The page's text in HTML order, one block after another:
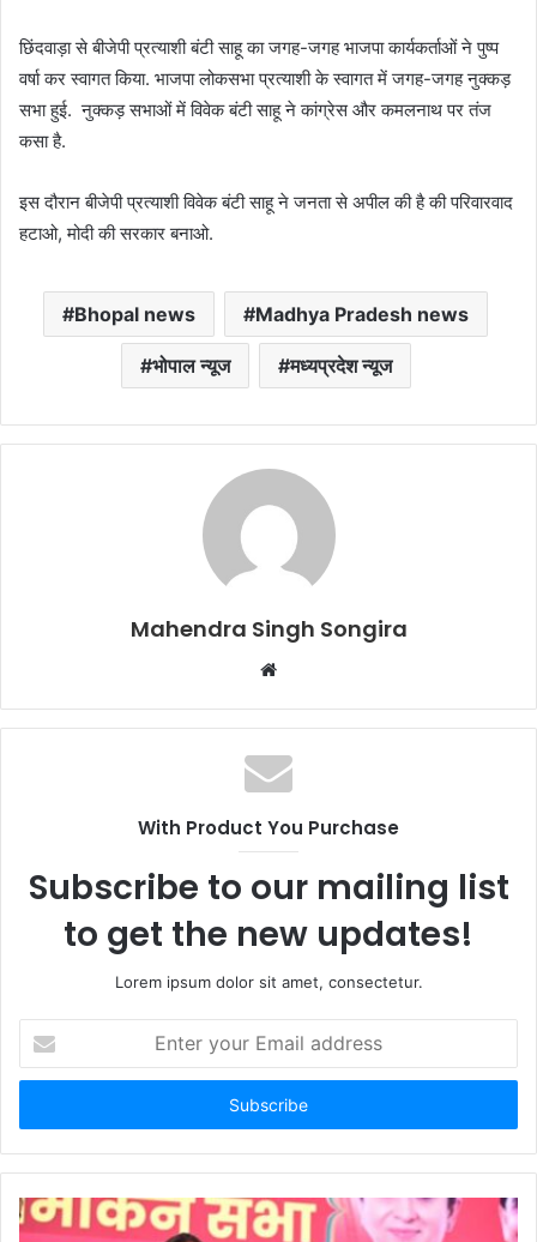
छिंदवाड़ा से बीजेपी प्रत्याशी बंटी साहू का जगह-जगह भाजपा कार्यकर्ताओं ने पुष्प
वर्षा कर स्वागत किया. भाजपा लोकसभा प्रत्याशी के स्वागत में जगह-जगह नुक्कड़
सभा हुई. नुक्कड़ सभाओं में विवेक बंटी साहू ने कांग्रेस और कमलनाथ पर तंज
कसा है.
इस दौरान बीजेपी प्रत्याशी विवेक बंटी साहू ने जनता से अपील की है की परिवारवाद
हटाओ, मोदी की सरकार बनाओ.
Bhopal news Madhya Pradesh news
भोपाल न्यूज मध्यप्रदेश न्यूज
Mahendra Singh Songira
Website
With Product You Purchase
Subscribe to our mailing list
to get the new updates!
Lorem ipsum dolor sit amet, consectetur.
your
Email